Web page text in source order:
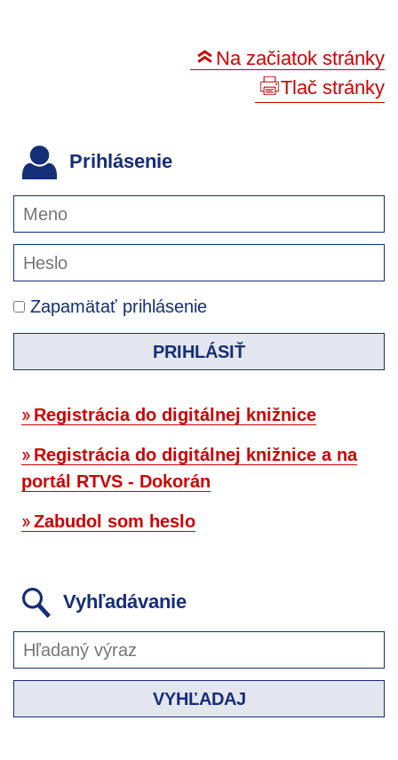
Na začiatok stránky
Tlač stránky
Prihlásenie
Zapamätať prihlásenie
PRIHLÁSIŤ
Registrácia do digitálnej knižnice
Registrácia do digitálnej knižnice a na
portál RTVS - Dokorán
Zabudol som heslo
Vyhľadávanie
VYHĽADAJ